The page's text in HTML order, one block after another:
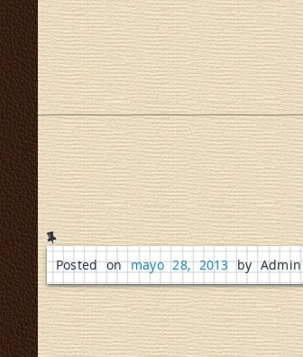
Posted onmayo 28, 2013by Admin